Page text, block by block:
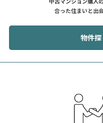
合った住まいと出
物件